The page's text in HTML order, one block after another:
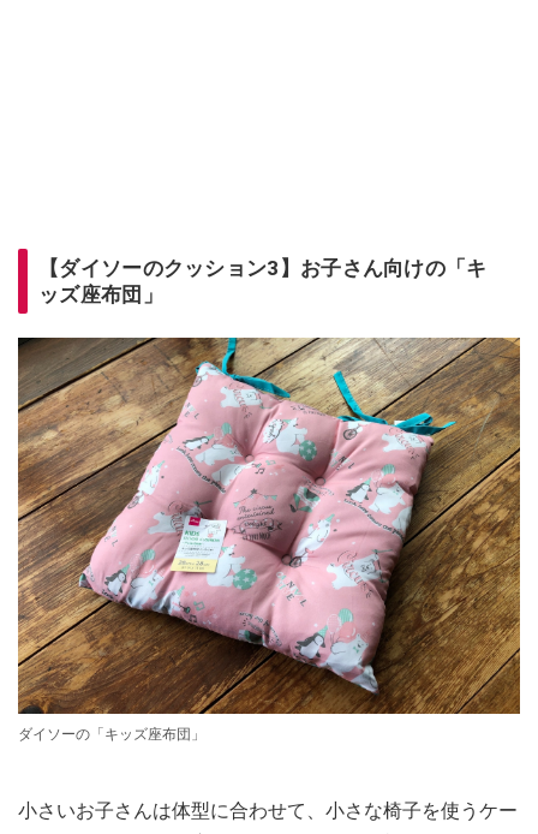
【ダイソーのクッション3】お子さん向けの「キ
ッズ座布団」
ダイソーの「キッズ座布団」
小さいお子さんは体型に合わせて、小さな椅子を使うケー